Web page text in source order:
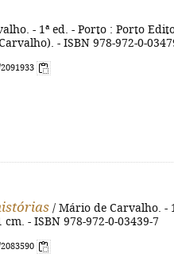
- 1ª ed. - Porto : Porto
- ISBN 978-972-0-
/ Mário de Carvalho. -
- ISBN 978-972-0-03439-7